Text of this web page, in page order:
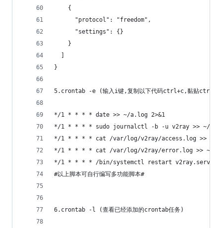
    {
      "protocol": "freedom",
      "settings": {}
    }
}
5.crontab -e (输入i键,复制以下代码ctrl+c,黏贴ctrl+v然
*/1 * * * * date >> ~/a.log 2>&1
*/1 * * * * sudo journalctl -b -u v2ray >> ~/
*/1 * * * * cat /var/log/v2ray/access.log >> ~/
*/1 * * * * cat /var/log/v2ray/error.log >> ~/
*/1 * * * * /bin/systemctl restart v2ray.service
#以上脚本可自行编写多功能脚本#
6.crontab -l (查看已经添加的crontab任务)